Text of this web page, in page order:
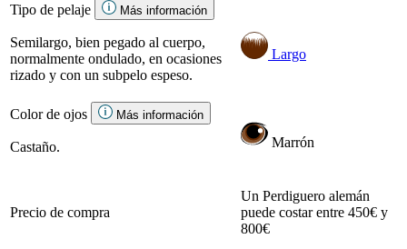
Tipo de pelaje Más información
Semilargo, bien pegado al cuerpo,
normalmente ondulado, en ocasiones
rizado y con un subpelo espeso.
Largo
Color de ojos Más información
Castaño. Marrón
Precio de compra
Un Perdiguero alemán
puede costar entre 450€ y
800€